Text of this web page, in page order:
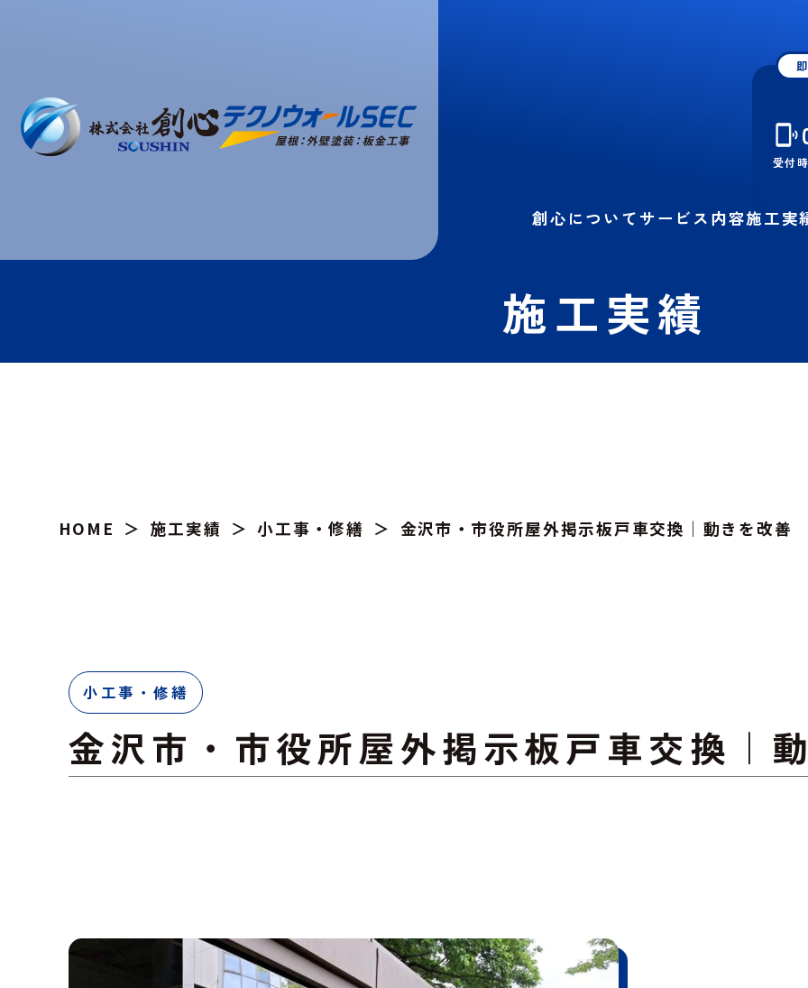
受付
創心について サービス内容施工実
施工実績
HOME 施工実績 小工事・修繕 金沢市・市役所屋外掲示板戸車交換｜動きを改善
小工事・修繕
金沢市・市役所屋外掲示板戸車交換｜